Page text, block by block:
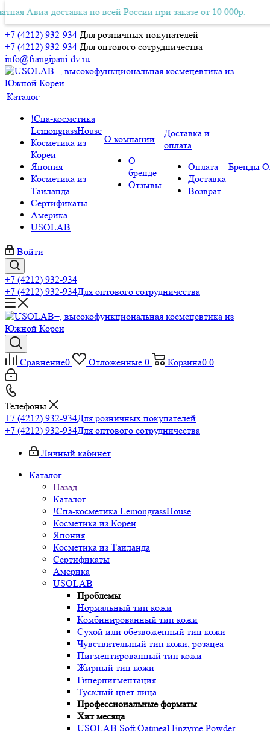
+7 (4212) 932-934 Для розничных покупателей
+7 (4212) 932-934 Для оптового сотрудничества
info@frangipani-dv.ru
Авиа-доставка по всей России при заказе от 10 000р.
Авиа-доставка по всей России при заказе от 10 000р.
Каталог
!Спа-косметика
LemongrassHouse
Косметика из
Кореи
Япония
Косметика из
Таиланда
Сертификаты
Америка
USOLAB
О компании
О
бренде
Отзывы
Доставка и
оплата
Оплата
Доставка
Возврат
Бренды
Войти
+7 (4212) 932-934
+7 (4212) 932-934Для оптового сотрудничества
Сравнение0 Отложенные 0 Корзина0 0
Телефоны
+7 (4212) 932-934Для розничных покупателей
+7 (4212) 932-934Для оптового сотрудничества
Личный кабинет
Каталог
Назад
Каталог
!Спа-косметика LemongrassHouse
Косметика из Кореи
Япония
Косметика из Таиланда
Сертификаты
Америка
USOLAB
Проблемы
Нормальный тип кожи
Комбинированный тип кожи
Сухой или обезвоженный тип кожи
Чувствительный тип кожи, розацеа
Пигментированный тип кожи
Жирный тип кожи
Гиперпигментация
Тусклый цвет лица
Профессиональные форматы
Хит месяца
USOLAB Soft Oatmeal Enzyme Powder